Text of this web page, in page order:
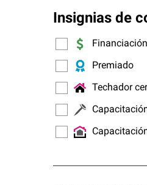
Insignias de
Premiado
Techador